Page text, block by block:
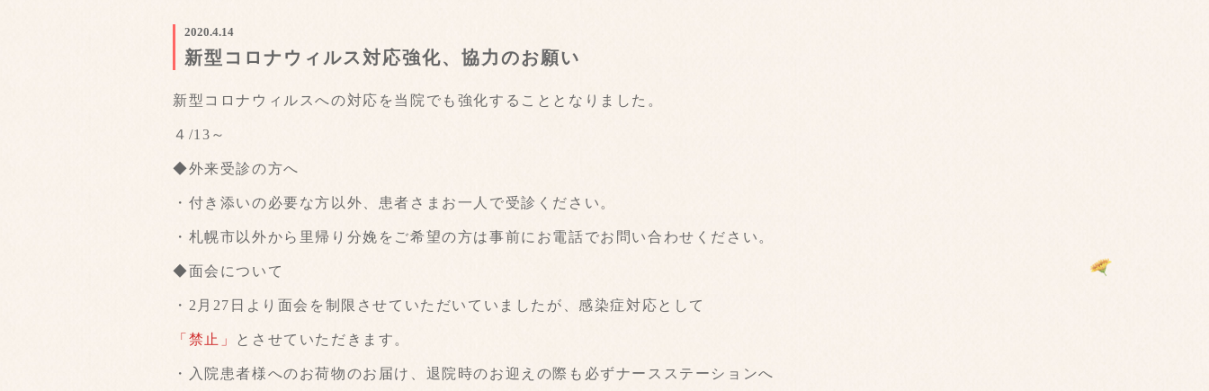
2020.4.14
新型コロナウィルス対応強化、協力のお願い
新型コロナウィルスへの対応を当院でも強化することとなりました。
４/13～
◆外来受診の方へ
・付き添いの必要な方以外、患者さまお一人で受診ください。
・札幌市以外から里帰り分娩をご希望の方は事前にお電話でお問い合わせください。
◆面会について
・2月27日より面会を制限させていただいていましたが、感染症対応として
「禁止」 とさせていただきます。
・入院患者様へのお荷物のお届け、退院時のお迎えの際も必ずナースステーションへ